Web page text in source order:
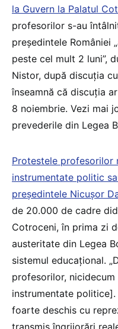
la Guvern la Palatul
profesorilor s-au
președintele României
peste cel mult 2 luni”,
Nistor, după discuția
înseamnă că discuția
8 noiembrie. Vezi mai
prevederile din Legea
Protestele profesorilor
instrumentate politic
președintele Nicușor
de 20.000 de cadre
Cotroceni, în prima zi
austeritate din Legea
sistemul educațional.
profesorilor,
instrumentate
foarte deschis cu
transmis îngrijorări